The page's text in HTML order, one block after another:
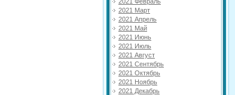
2021 Март
2021 Апрель
2021 Май
2021 Июнь
2021 Июль
2021 Август
2021 Сентябрь
2021 Октябрь
2021 Ноябрь
2021 Декабрь